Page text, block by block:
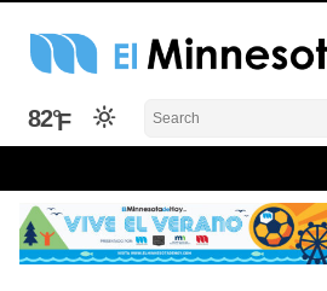
Skip
El Minnesota de Hoy Noticias
Latino Noticias Minnesota News
82°